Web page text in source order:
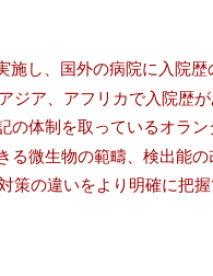
し、国外の病院に入院歴
ジア、アフリカで入院歴
体制を取っているオラ
る微生物の範疇、検出能
の違いをより明確に把握